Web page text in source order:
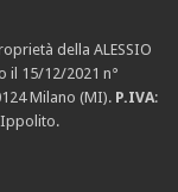
della ALESSIO
il 15/12/2021 n°
Milano (MI). P.IVA:
Ippolito.